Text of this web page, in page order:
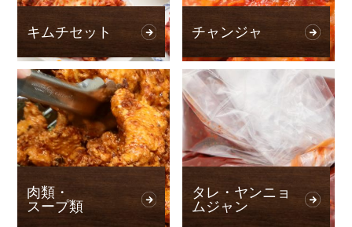
キムチセット チャンジャ
肉類・
スープ類
タレ・ヤンニョ
ムジャン